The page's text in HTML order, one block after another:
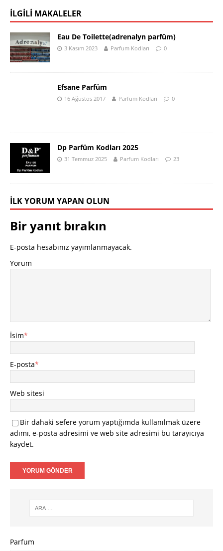
İLGILI MAKALELER
Eau De Toilette(adrenalyn parfüm)
3 Kasım 2023 Parfum Kodları 0
Efsane Parfüm
16 Ağustos 2017 Parfum Kodları 0
Dp Parfüm Kodları 2025
31 Temmuz 2025 Parfum Kodları 23
İLK YORUM YAPAN OLUN
Bir yanıt bırakın
E-posta hesabınız yayımlanmayacak.
Yorum
İsim*
E-posta*
Web sitesi
Bir dahaki sefere yorum yaptığımda kullanılmak üzere
adımı, e-posta adresimi ve web site adresimi bu tarayıcıya
kaydet.
Parfum